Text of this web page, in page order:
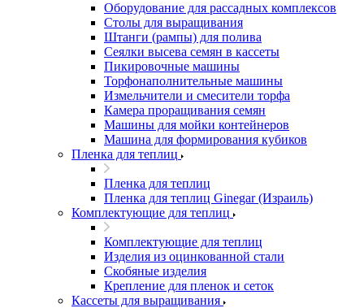
Оборудование для рассадных комплексов
Столы для выращивания
Штанги (рампы) для полива
Сеялки высева семян в кассеты
Пикировочные машины
Торфонаполнительные машины
Измельчители и смесители торфа
Камера проращивания семян
Машины для мойки контейнеров
Машина для формирования кубиков
Пленка для теплиц
Пленка для теплиц
Пленка для теплиц Ginegar (Израиль)
Комплектующие для теплиц
Комплектующие для теплиц
Изделия из оцинкованной стали
Скобяные изделия
Крепление для пленок и сеток
Кассеты для выращивания